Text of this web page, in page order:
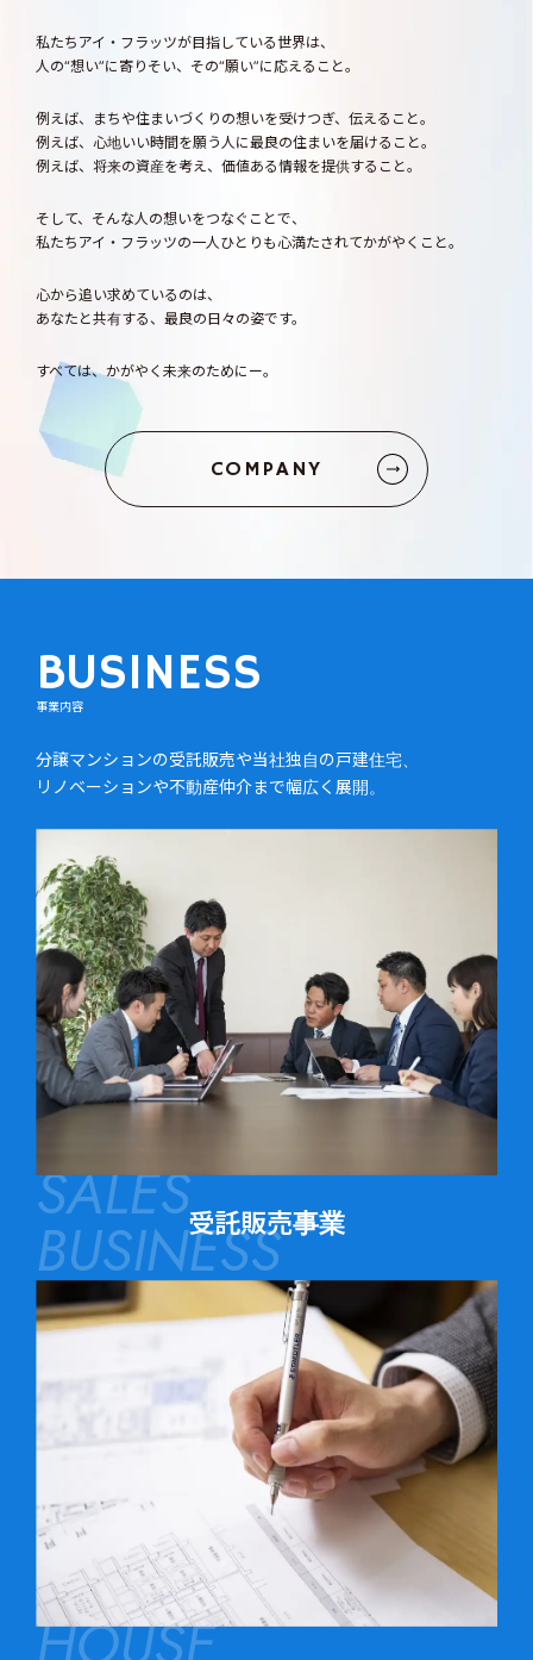
私たちアイ・フラッツが目指している世界は、
人の“想い”に寄りそい、その“願い”に応えること。
例えば、まちや住まいづくりの想いを受けつぎ、伝えること。
例えば、心地いい時間を願う人に最良の住まいを届けること。
例えば、将来の資産を考え、価値ある情報を提供すること。
そして、そんな人の想いをつなぐことで、
私たちアイ・フラッツの一人ひとりも心満たされてかがやくこと。
心から追い求めているのは、
あなたと共有する、最良の日々の姿です。
すべては、かがやく未来のためにー。
COMPANY
BUSINESS
事業内容
分譲マンションの受託販売や当社独自の戸建住宅、
リノベーションや不動産仲介まで幅広く展開。
SALES
BUSINESS
受託販売事業